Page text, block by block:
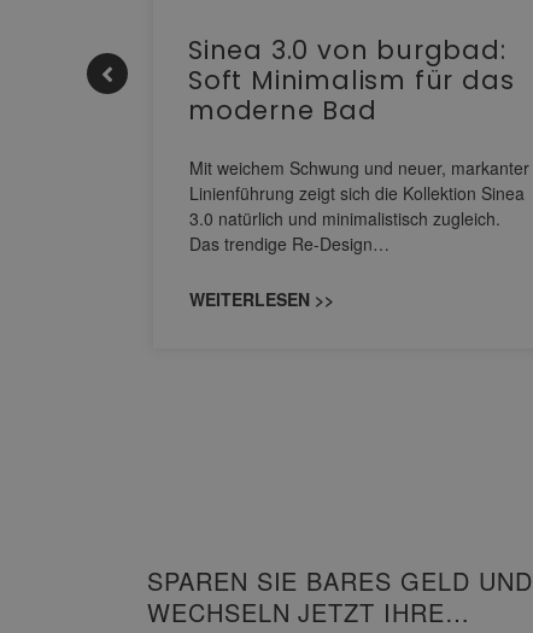
Sinea 3.0 von burgbad:
Soft Minimalism für das
moderne Bad
Mit weichem Schwung und neuer, markanter
Linienführung zeigt sich die Kollektion Sinea
3.0 natürlich und minimalistisch zugleich.
Das trendige Re-Design…
WEITERLESEN >>
SPAREN SIE BARES GELD UND
WECHSELN JETZT IHRE